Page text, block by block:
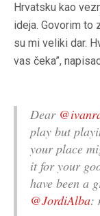
Hrvatsku kao
ideja. Govorim to
su mi veliki dar.
vas čeka”,
Dear
play but
your place
it for your
have been a
@JordiAlba: